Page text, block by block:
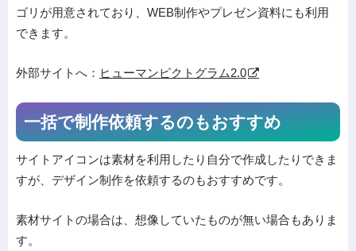
ゴリが用意されており、WEB制作やプレゼン資料にも利用
できます。
外部サイトへ： ヒューマンピクトグラム2.0
一括で制作依頼するのもおすすめ
サイトアイコンは素材を利用したり自分で作成したりできま
すが、デザイン制作を依頼するのもおすすめです。
素材サイトの場合は、想像していたものが無い場合もありま
す。